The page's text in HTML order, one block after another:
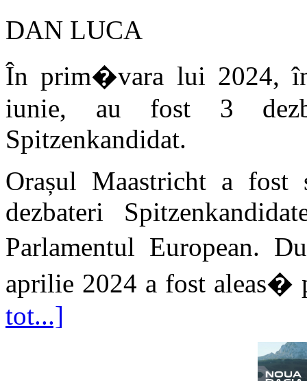
DAN LUCA
În prim�vara lui 2024,
iunie, au fost 3
Spitzenkandidat.
Orașul Maastricht a fost
dezbateri
Parlamentul European.
aprilie 2024 a fost aleas�
tot...]